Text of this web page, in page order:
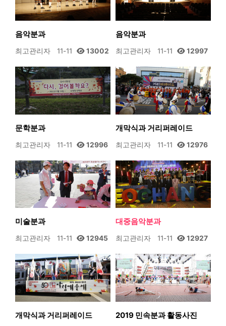
음악분과
최고관리자 11-11 13002
음악분과
최고관리자 11-11 12997
문학분과
최고관리자 11-11 12996
개막식과 거리퍼레이드
최고관리자 11-11 12976
미술분과
최고관리자 11-11 12945
대중음악분과
최고관리자 11-11 12927
개막식과 거리퍼레이드 2019 민속분과 활동사진